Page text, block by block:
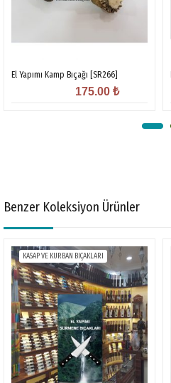
El Yapımı Kamp Bıçağı [SR266]
175.00 ₺
Benzer Koleksiyon Ürünler
KASAP VE KURBAN BIÇAKLARI